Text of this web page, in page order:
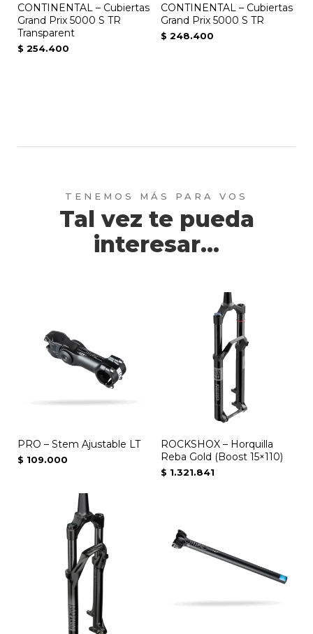
CONTINENTAL – Cubiertas
Grand Prix 5000 S TR
Transparent
$ 254.400
CONTINENTAL – Cubiertas
Grand Prix 5000 S TR
$ 248.400
pueden
elegir
Tal vez te pueda
interesar...
PRO – Stem Ajustable LT
$ 109.000
ROCKSHOX – Horquilla
Reba Gold (Boost 15×110)
$ 1.321.841